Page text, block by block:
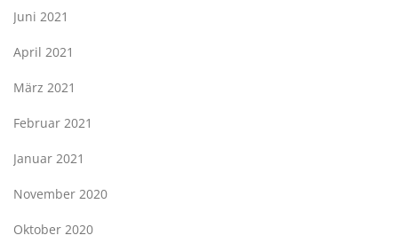
Juni 2021
April 2021
März 2021
Februar 2021
Januar 2021
November 2020
Oktober 2020